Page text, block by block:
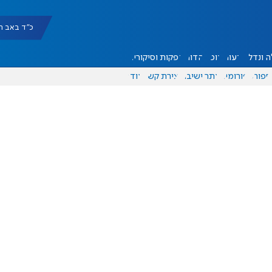
כ"ד באב תשפ"ו
ונדל"ן דעות אוכל יהדות הפקות וסיקורים
ספורט פורומים אתר ישיבה יצירת קשר עוד